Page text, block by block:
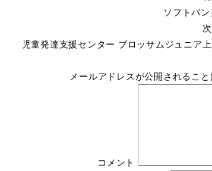
ソフトバン
児童発達支援センター ブロッサムジュニア
メールアドレスが公開されること
コメント